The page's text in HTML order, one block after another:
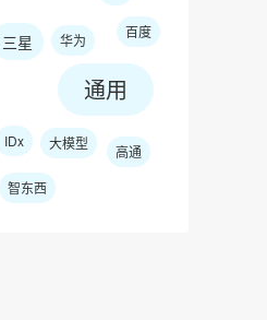
三星 华为 百度
通用
IDx 大模型
高通
智东西